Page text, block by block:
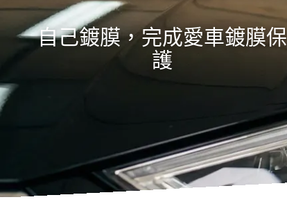
自己鍍膜，完成愛車鍍膜保
護